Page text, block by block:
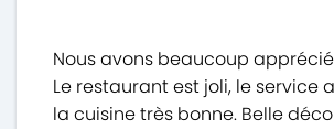
Nous avons beaucoup
Le restaurant est joli, le service
la cuisine très bonne. Belle